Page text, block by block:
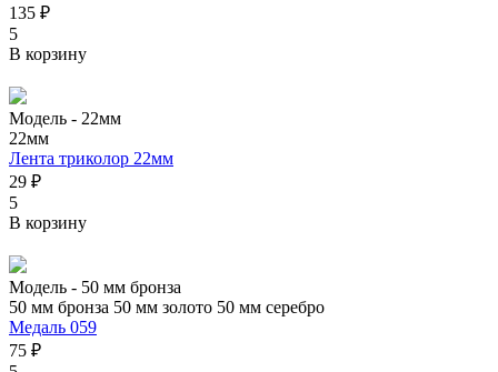
135 ₽
5
В корзину
Модель - 22мм
22мм
Лента триколор 22мм
29 ₽
5
В корзину
Модель - 50 мм бронза
50 мм бронза 50 мм золото 50 мм серебро
Медаль 059
75 ₽